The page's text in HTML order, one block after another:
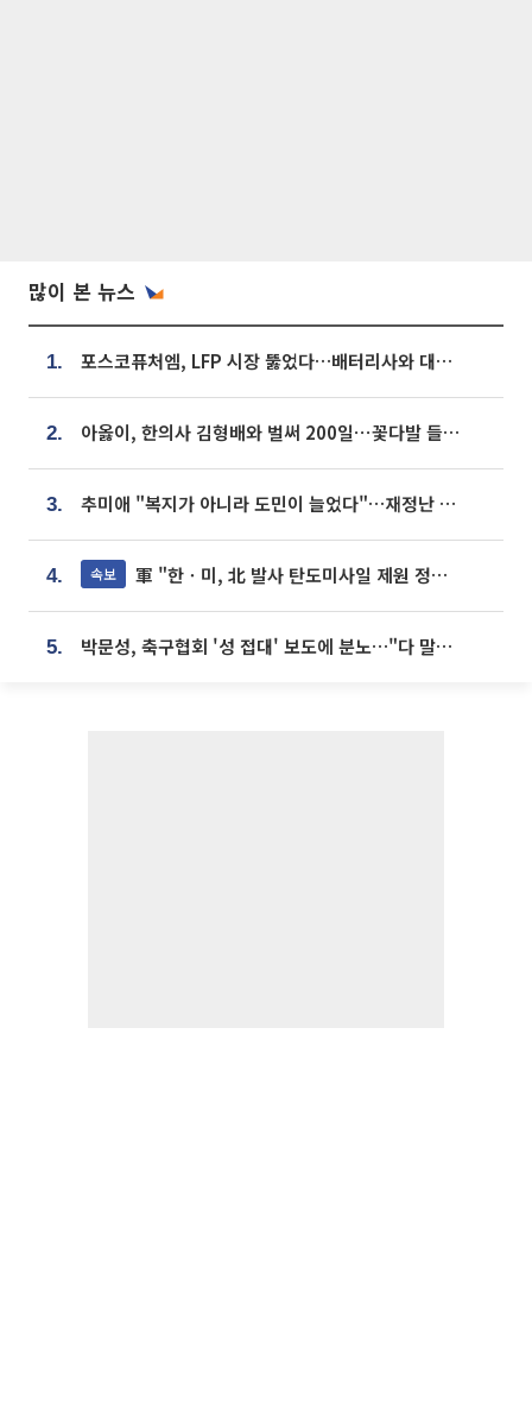
많이 본 뉴스
1. 포스코퓨처엠, LFP 시장 뚫었다…배터리사와 대규모 장기 공급 합의
2. 아옳이, 한의사 김형배와 벌써 200일⋯꽃다발 들고 "프러포즈 아냐"
3. 추미애 "복지가 아니라 도민이 늘었다"…재정난 책임론 정면돌파
4. 속보 軍 "한ㆍ미, 北 발사 탄도미사일 제원 정밀분석 중"
5. 박문성, 축구협회 '성 접대' 보도에 분노…"다 말아먹으려고 작정했나"